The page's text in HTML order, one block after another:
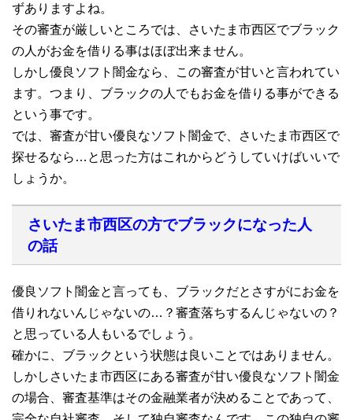
ずありますよね。
その審査が厳しいところでは、さいたま市西区でブラック
の人がお金を借りる事はほぼ出来ません。
しかし優良ソフト闇金なら、この審査が甘いと言われてい
ます。つまり、ブラックの人でもお金を借りる事ができる
という事です。
では、審査が甘い優良なソフト闇金で、さいたま市西区で
探せるなら…と思った方はこれからどうしていけばいいで
しょうか。
さいたま市西区の方でブラックになった人
の話
優良ソフト闇金と言っても、ブラックだとさすがにお金を
借りれないんじゃないの…？審査落ちするんじゃないの？
と思っている人もいるでしょう。
確かに、ブラックという状態は良いことではありません。
しかしさいたま市西区にある審査が甘い優良なソフト闇金
の場合、審査基準はその金融業者が決めることであって、